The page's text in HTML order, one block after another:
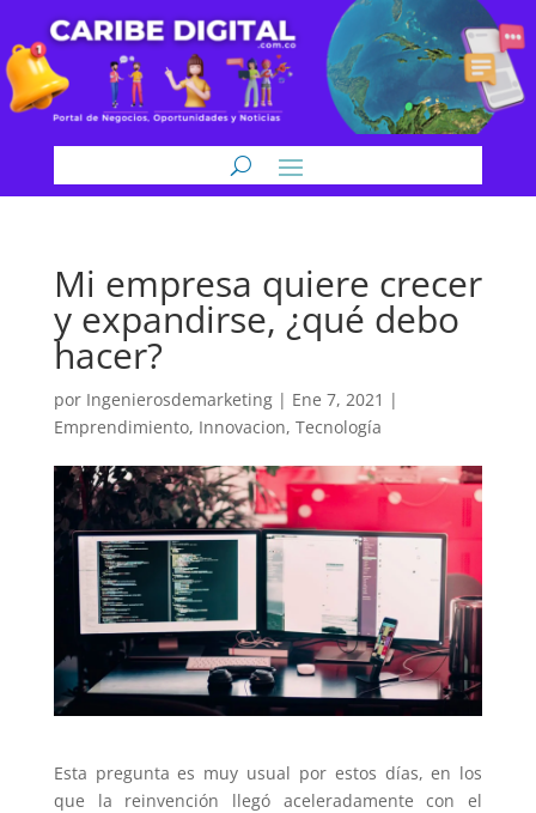
Mi empresa quiere crecer
y expandirse, ¿qué debo
hacer?
por Ingenierosdemarketing| Ene 7, 2021 |
Emprendimiento, Innovacion, Tecnología
Esta pregunta es muy usual por estos días, en los
que la reinvención llegó aceleradamente con el